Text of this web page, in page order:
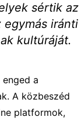
sértik az
iránti
kultúráját.
a
A közbeszéd
platformok,